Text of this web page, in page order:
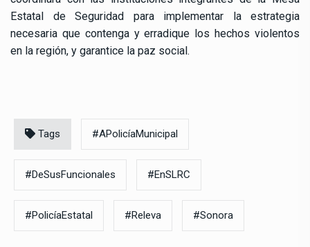
Estatal de Seguridad para implementar la estrategia
necesaria que contenga y erradique los hechos violentos
en la región, y garantice la paz social.
Tags #APolicíaMunicipal
#DeSusFuncionales #EnSLRC
#PolicíaEstatal #Releva #Sonora